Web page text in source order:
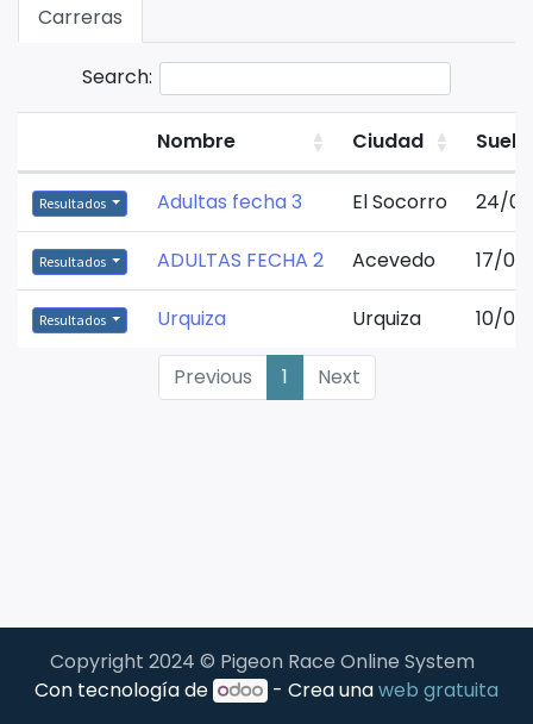
Carreras
Search:
Nombre Ciudad
Resultados Adultas fecha 3 El Socorro 24/
Resultados ADULTAS FECHA 2 Acevedo 17/
Resultados Urquiza Urquiza 10/
Previous 1 Next
Copyright 2024 © Pigeon Race Online System
Con tecnología de
- Crea unaweb gratuita